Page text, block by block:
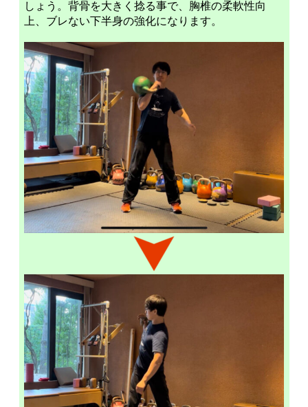
しょう。背骨を大きく捻る事で、胸椎の柔軟性向
上、ブレない下半身の強化になります。